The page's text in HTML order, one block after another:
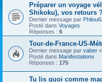
Préparer un voyage
Shikoku), vos retours
Dernier message par
Posté dans Voyages
Réponses : 6
Tour-de-France-US-
Dernier message par vaber «
Posté dans Manifestations
Réponses : 175
Tu lis quoi comme